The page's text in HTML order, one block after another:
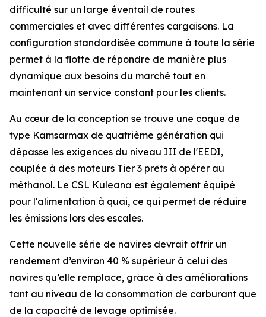
difficulté sur un large éventail de routes
commerciales et avec différentes cargaisons. La
configuration standardisée commune à toute la série
permet à la flotte de répondre de manière plus
dynamique aux besoins du marché tout en
maintenant un service constant pour les clients.
Au cœur de la conception se trouve une coque de
type Kamsarmax de quatrième génération qui
dépasse les exigences du niveau III de l'EEDI,
couplée à des moteurs Tier 3 prêts à opérer au
méthanol. Le CSL Kuleana est également équipé
pour l'alimentation à quai, ce qui permet de réduire
les émissions lors des escales.
Cette nouvelle série de navires devrait offrir un
rendement d’environ 40 % supérieur à celui des
navires qu’elle remplace, grâce à des améliorations
tant au niveau de la consommation de carburant que
de la capacité de levage optimisée.